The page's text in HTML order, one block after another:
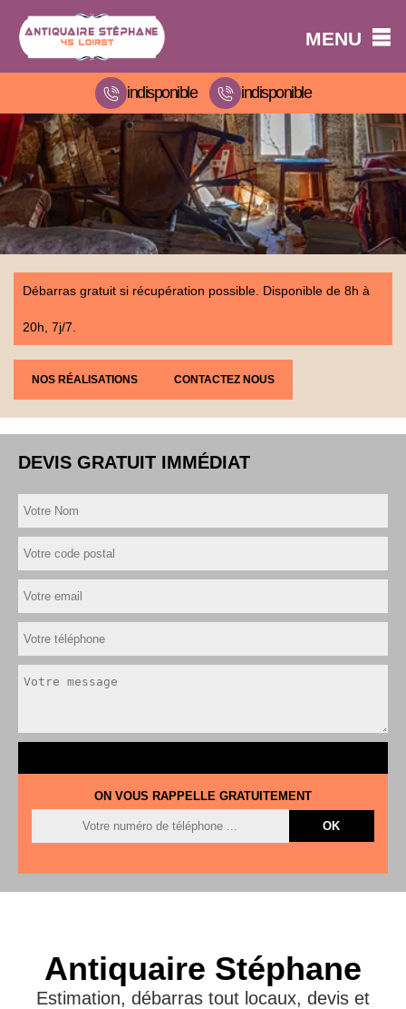
MENU
indisponible indisponible
Débarras gratuit si récupération possible. Disponible de 8h à
20h, 7j/7.
NOS RÉALISATIONS CONTACTEZ NOUS
DEVIS GRATUIT IMMÉDIAT
ON VOUS RAPPELLE GRATUITEMENT
Antiquaire Stéphane
Estimation, débarras tout locaux, devis et